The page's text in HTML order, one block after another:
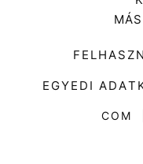
EGYEDI
COM